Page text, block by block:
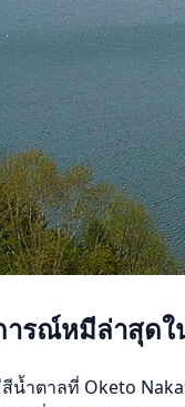
ารณ์หมีล่าสุด
น้ำตาลที่ Oketo